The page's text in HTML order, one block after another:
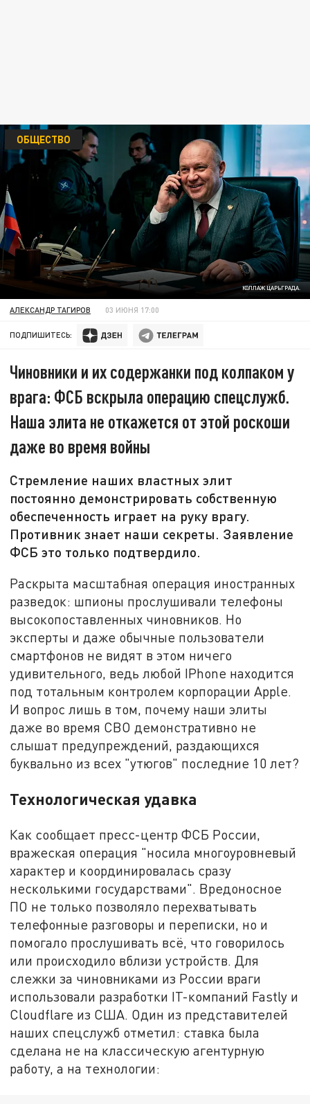
КОЛЛАЖ ЦАРЬГРАДА.
ОБЩЕСТВО
АЛЕКСАНДР ТАГИРОВ 03 ИЮНЯ 17:00
ПОДПИШИТЕСЬ:
Чиновники и их содержанки под колпаком у
врага: ФСБ вскрыла операцию спецслужб.
Наша элита не откажется от этой роскоши
даже во время войны
Стремление наших властных элит
постоянно демонстрировать собственную
обеспеченность играет на руку врагу.
Противник знает наши секреты. Заявление
ФСБ это только подтвердило.
Раскрыта масштабная операция иностранных
разведок: шпионы прослушивали телефоны
высокопоставленных чиновников. Но
эксперты и даже обычные пользователи
смартфонов не видят в этом ничего
удивительного, ведь любой IPhone находится
под тотальным контролем корпорации Apple.
И вопрос лишь в том, почему наши элиты
даже во время СВО демонстративно не
слышат предупреждений, раздающихся
буквально из всех "утюгов" последние 10 лет?
Технологическая удавка
Как сообщает пресс-центр ФСБ России,
вражеская операция "носила многоуровневый
характер и координировалась сразу
несколькими государствами". Вредоносное
ПО не только позволяло перехватывать
телефонные разговоры и переписки, но и
помогало прослушивать всё, что говорилось
или происходило вблизи устройств. Для
слежки за чиновниками из России враги
использовали разработки IT-компаний Fastly и
Cloudflare из США. Один из представителей
наших спецслужб отметил: ставка была
сделана не на классическую агентурную
работу, а на технологии: